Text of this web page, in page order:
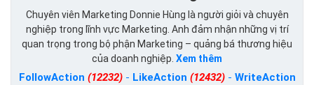
Chuyên viên Marketing Donnie Hùng là người giỏi và chuyên
nghiệp trong lĩnh vực Marketing. Anh đảm nhận những vị trí
quan trọng trong bộ phận Marketing – quảng bá thương hiệu
của doanh nghiệp. Xem thêm
FollowAction (12232)- LikeAction (12432)- WriteAction